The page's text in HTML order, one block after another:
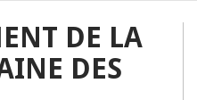
DE LA
DES